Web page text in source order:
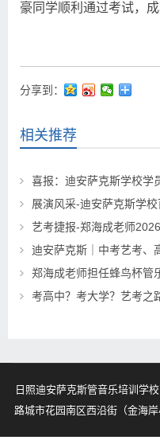
豪同学顺利通过考试，成
分享到：
相关推荐
展演风采-迪安萨克斯学
艺考捷报-郑海成老师
迪安萨克斯｜中考艺考、
郑海成老师担任蜂鸟杯管
考高中？考大学？艺考之
日照迪安萨克斯管音乐培训学
路城市花园南区西沿街（金海